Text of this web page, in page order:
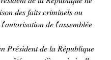
𝑑𝑒𝑠 𝑓𝑎𝑖𝑡𝑠 𝑐𝑟𝑖𝑚𝑖𝑛𝑒𝑙𝑠 𝑜𝑢
𝑑𝑒 𝑙’𝑎𝑠𝑠𝑒𝑚𝑏𝑙𝑒́𝑒
𝑑𝑒 𝑙𝑎 𝑅𝑒́𝑝𝑢𝑏𝑙𝑖𝑞𝑢𝑒